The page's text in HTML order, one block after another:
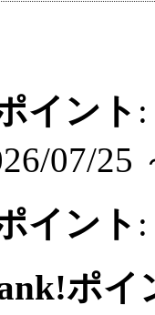
イント
07/25
イント
ポイ